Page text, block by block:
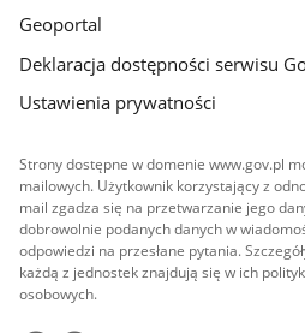
Geoportal
Deklaracja dostępności serwisu
Ustawienia prywatności
Strony dostępne w domenie www.gov.pl
mailowych. Użytkownik korzystający z
mail zgadza się na przetwarzanie jego
dobrowolnie podanych danych w
odpowiedzi na przesłane pytania.
każdą z jednostek znajdują się w ich
osobowych.